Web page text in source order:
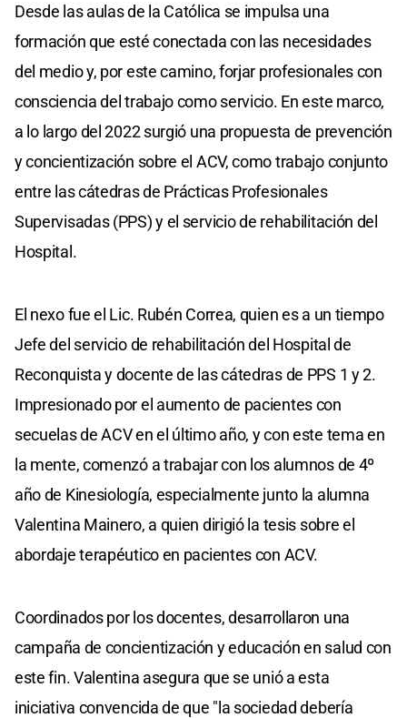
Desde las aulas de la Católica se impulsa una
formación que esté conectada con las necesidades
del medio y, por este camino, forjar profesionales con
consciencia del trabajo como servicio. En este marco,
a lo largo del 2022 surgió una propuesta de prevención
y concientización sobre el ACV, como trabajo conjunto
entre las cátedras de Prácticas Profesionales
Supervisadas (PPS) y el servicio de rehabilitación del
Hospital.
El nexo fue el Lic. Rubén Correa, quien es a un tiempo
Jefe del servicio de rehabilitación del Hospital de
Reconquista y docente de las cátedras de PPS 1 y 2.
Impresionado por el aumento de pacientes con
secuelas de ACV en el último año, y con este tema en
la mente, comenzó a trabajar con los alumnos de 4º
año de Kinesiología, especialmente junto la alumna
Valentina Mainero, a quien dirigió la tesis sobre el
abordaje terapéutico en pacientes con ACV.
Coordinados por los docentes, desarrollaron una
campaña de concientización y educación en salud con
este fin. Valentina asegura que se unió a esta
iniciativa convencida de que "la sociedad debería